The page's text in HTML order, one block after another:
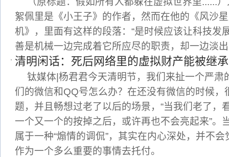
絮佩里是《小王子》的作者，然而在他的《风沙
机》，里面有这样的段落：“是时候应该让科技发
善是机械一边完成着它所应尽的职责，却一边淡
清明闲话：死后网络里的虚拟财产能被继
钛媒体|杨君君今天清明节，我们来扯一个严肃
们的微信和QQ号怎么办？在还没有微信的时候，
题，并且畅想过老了以后的场景，“当我们老了，
一个又一个的按掉之后，或许再也不会亮起来”。
属于一种“煽情的调侃”，其实在内心深处，并不
作为一个多么重要的事情去托付。